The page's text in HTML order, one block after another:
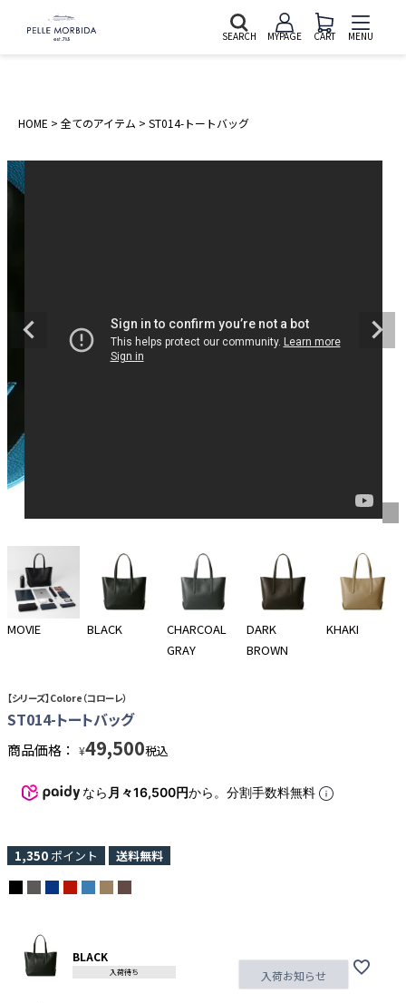
SEARCH MYPAGE CART MENU
HOME 全てのアイテム ST014-トートバッグ
MOVIE BLACK
CHARCOAL
GRAY
DARK
BROWN
KHAKI
【シリーズ】Colore（コローレ）
ST014-トートバッグ
商品価格： ¥49,500税込
なら 月々16,500円から。分割手数料無料
1,350 ポイント 送料無料
BLACK
入荷待ち 入荷お知らせ